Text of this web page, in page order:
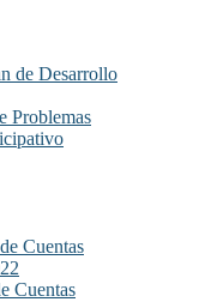
de Desarrollo
Problemas
Cuentas
Cuentas